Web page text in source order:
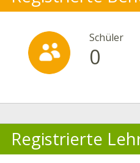
Schüler
0
Registrierte